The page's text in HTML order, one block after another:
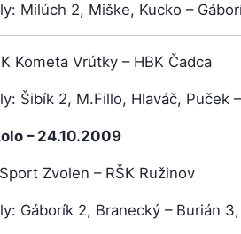
Milúch 2, Miške, Kucko –
Kometa Vrútky – HBK Čadca
Šibík 2, M.Fillo, Hlaváč, Puček
– 24.10.2009
Zvolen – RŠK Ružinov 3:
Gáborík 2, Branecký – Burián